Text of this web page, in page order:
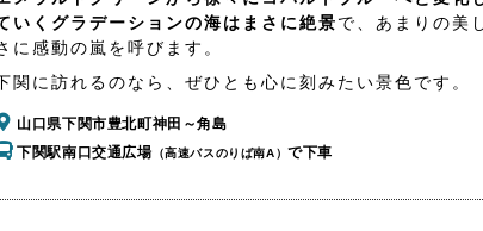
いくグラデーションの海はまさに絶景で、あまりの美
に感動の嵐を呼びます。
関に訪れるのなら、ぜひとも心に刻みたい景色です。
山口県下関市豊北町神田～角島
下関駅南口交通広場 （高速バスのりば南A）で下車